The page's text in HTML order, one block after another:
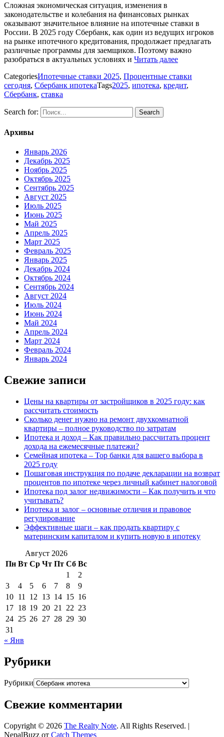
Сложная экономическая ситуация, изменения в
законодательстве и колебания на финансовых рынках
оказывают значительное влияние на ипотечные ставки в
России. В 2025 году Сбербанк, как один из ведущих игроков
на рынке ипотечного кредитования, продолжает предлагать
различные программы для заемщиков. Поэтому важно
разобраться в актуальных условиях и Читать далее
CategoriesИпотечные ставки 2025, Процентные ставки
сегодня, Сбербанк ипотекаTags2025, ипотека, кредит,
Сбербанк, ставка
Search for:
Архивы
Январь 2026
Декабрь 2025
Ноябрь 2025
Октябрь 2025
Сентябрь 2025
Август 2025
Июль 2025
Июнь 2025
Май 2025
Апрель 2025
Март 2025
Февраль 2025
Январь 2025
Декабрь 2024
Октябрь 2024
Сентябрь 2024
Август 2024
Июль 2024
Июнь 2024
Май 2024
Апрель 2024
Март 2024
Февраль 2024
Январь 2024
Свежие записи
Цены на квартиры от застройщиков в 2025 году: как
рассчитать стоимость
Сколько денег нужно на ремонт двухкомнатной
квартиры – полное руководство по затратам
Ипотека и доход – Как правильно рассчитать процент
дохода на ежемесячные платежи?
Семейная ипотека – Top банки для вашего выбора в
2025 году
Пошаговая инструкция по подаче декларации на возврат
процентов по ипотеке через личный кабинет налоговой
Ипотека под залог недвижимости – Как получить и что
учитывать?
Ипотека и залог – основные отличия и правовое
регулирование
Эффективные шаги – как продать квартиру с
материнским капиталом и купить новую в ипотеку
Август 2026
Пн Вт Ср Чт Пт Сб Вс
1
2
3
4 5 6 7 8
9
10 11 12 13 14 15 16
17 18 19 20 21 22 23
24 25 26 27 28 29 30
31
« Янв
Рубрики
Рубрики
Свежие комментарии
Copyright © 2026 The Realty Note. All Rights Reserved. |
NepalBuzz от Catch Themes